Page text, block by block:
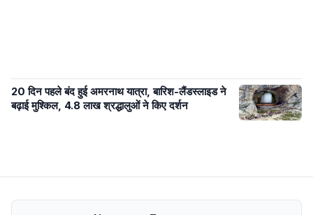
20 दिन पहले बंद हुई अमरनाथ यात्रा, बारिश-लैंडस्लाइड ने
बढ़ाई मुश्किल, 4.8 लाख श्रद्धालुओं ने किए दर्शन